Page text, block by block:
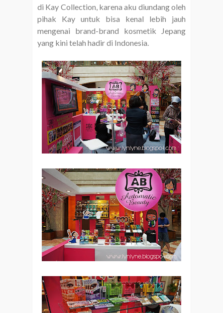
di Kay Collection, karena aku diundang oleh
pihak Kay untuk bisa kenal lebih jauh
mengenai brand-brand kosmetik Jepang
yang kini telah hadir di Indonesia.